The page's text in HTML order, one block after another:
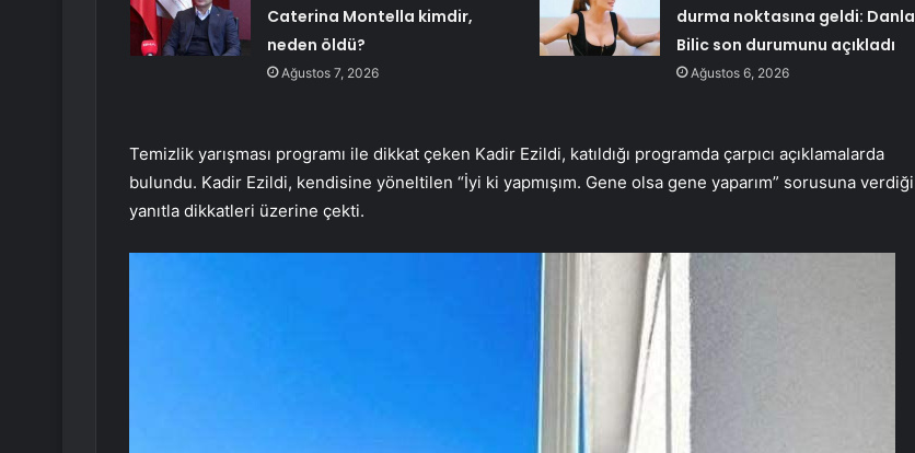
Caterina Montella kimdir,
neden öldü?
Ağustos 7, 2026
durma noktasına geldi: Danla
Bilic son durumunu açıkladı
Ağustos 6, 2026
Temizlik yarışması programı ile dikkat çeken Kadir Ezildi, katıldığı programda çarpıcı açıklamalarda
bulundu. Kadir Ezildi, kendisine yöneltilen “İyi ki yapmışım. Gene olsa gene yaparım” sorusuna verdiği
yanıtla dikkatleri üzerine çekti.